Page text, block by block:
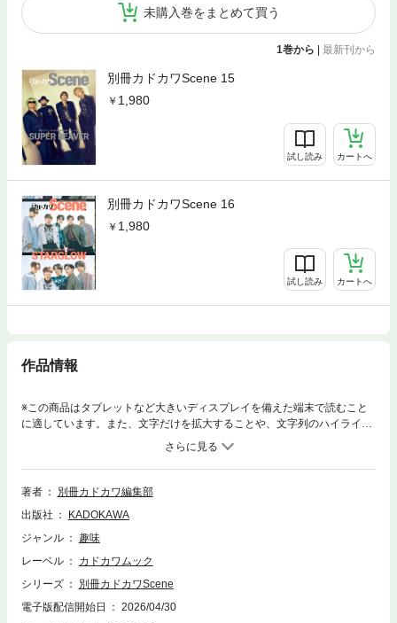
未購入巻をまとめて買う
1巻から | 最新刊から
別冊カドカワScene 15
1,980
試し読み カートへ
別冊カドカワScene 16
1,980
試し読み カートへ
作品情報
※この商品はタブレットなど大きいディスプレイを備えた端末で読むこと
に適しています。また、文字だけを拡大することや、文字列のハイライ
ト、検索、辞書の参照、引用などの機能が使用できません。■表紙・34ペ
ージ特集SUPER BEAVER［メンバーインタビュー］渋谷龍太 × 藤原“37
才”広明 上杉研太 × 柳沢亮太［ライブ取材］アリーナツアー 2026.2.28
@マリンメッセ福岡A館［周辺取材］『SUPER BEAVER LIVE & DOCUM
■特集Die（DIR EN GREY）STARGLOW内澤崇仁（androp）muqueNELK
E■活動10周年スペシャルブック・先行カット公開QuizKnock■気になるエ
ng Songs』）/ 萩森じあ（『青以上、透明未満 萩森じあ作品集』）［別
冊ラジオScene］例えば炎（ラジオ関西ポッドキャスト『例えば炎のあ、
エレガンス』）※電子版では紙の雑誌と内容が一部異なる場合や、掲載さ
れないページ（読者プレゼントページなど）があります。※電子版からは
著者
別冊カドカワ編集部
出版社
KADOKAWA
ジャンル
趣味
レーベル
カドカワムック
シリーズ
別冊カドカワScene
電子版配信開始日
2026/04/30